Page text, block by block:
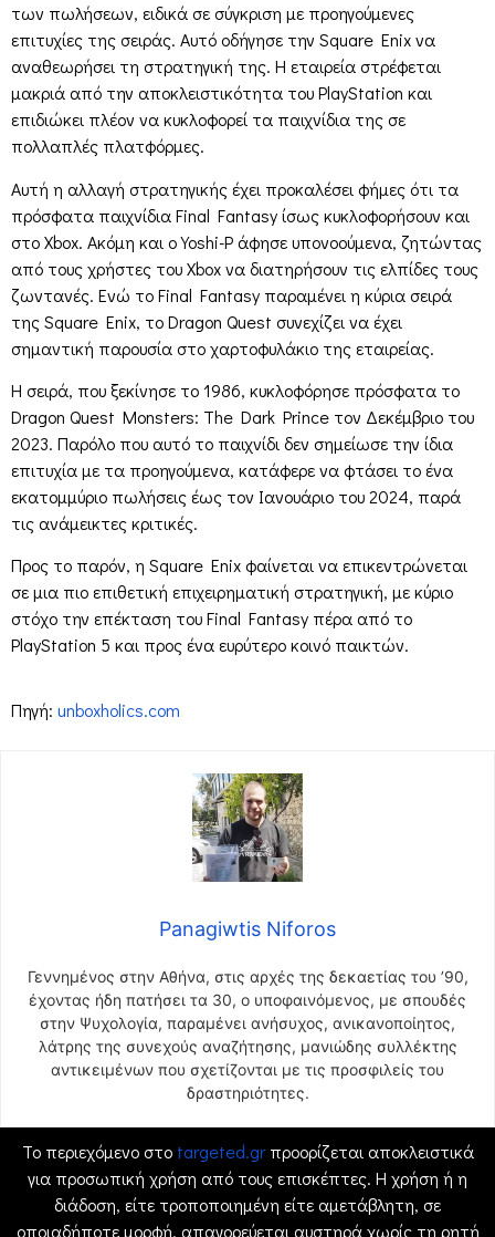
των πωλήσεων, ειδικά σε σύγκριση με προηγούμενες
επιτυχίες της σειράς. Αυτό οδήγησε την Square Enix να
αναθεωρήσει τη στρατηγική της. Η εταιρεία στρέφεται
μακριά από την αποκλειστικότητα του PlayStation και
επιδιώκει πλέον να κυκλοφορεί τα παιχνίδια της σε
πολλαπλές πλατφόρμες.
Αυτή η αλλαγή στρατηγικής έχει προκαλέσει φήμες ότι τα
πρόσφατα παιχνίδια Final Fantasy ίσως κυκλοφορήσουν και
στο Xbox. Ακόμη και ο Yoshi-P άφησε υπονοούμενα, ζητώντας
από τους χρήστες του Xbox να διατηρήσουν τις ελπίδες τους
ζωντανές. Ενώ το Final Fantasy παραμένει η κύρια σειρά
της Square Enix, το Dragon Quest συνεχίζει να έχει
σημαντική παρουσία στο χαρτοφυλάκιο της εταιρείας.
Η σειρά, που ξεκίνησε το 1986, κυκλοφόρησε πρόσφατα το
Dragon Quest Monsters: The Dark Prince τον Δεκέμβριο του
2023. Παρόλο που αυτό το παιχνίδι δεν σημείωσε την ίδια
επιτυχία με τα προηγούμενα, κατάφερε να φτάσει το ένα
εκατομμύριο πωλήσεις έως τον Ιανουάριο του 2024, παρά
τις ανάμεικτες κριτικές.
Προς το παρόν, η Square Enix φαίνεται να επικεντρώνεται
σε μια πιο επιθετική επιχειρηματική στρατηγική, με κύριο
στόχο την επέκταση του Final Fantasy πέρα από το
PlayStation 5 και προς ένα ευρύτερο κοινό παικτών.
Πηγή: unboxholics.com
Panagiwtis Niforos
Γεννημένος στην Αθήνα, στις αρχές της δεκαετίας του ’90,
έχοντας ήδη πατήσει τα 30, ο υποφαινόμενος, με σπουδές
στην Ψυχολογία, παραμένει ανήσυχος, ανικανοποίητος,
λάτρης της συνεχούς αναζήτησης, μανιώδης συλλέκτης
αντικειμένων που σχετίζονται με τις προσφιλείς του
δραστηριότητες.
Το περιεχόμενο στο targeted.grπροορίζεται αποκλειστικά
για προσωπική χρήση από τους επισκέπτες. Η χρήση ή η
διάδοση, είτε τροποποιημένη είτε αμετάβλητη, σε
οποιαδήποτε μορφή, απαγορεύεται αυστηρά χωρίς τη ρητή